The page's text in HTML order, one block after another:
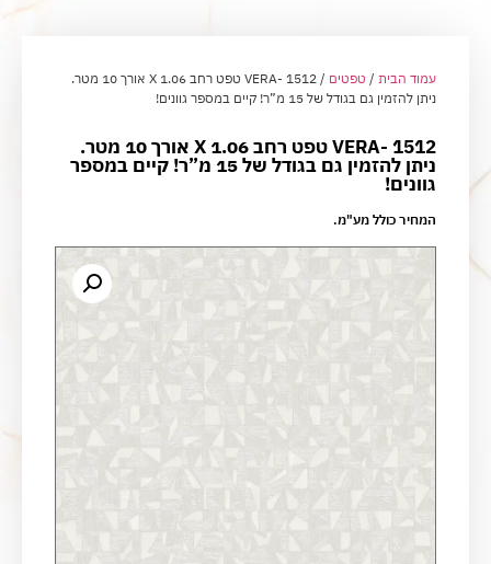
עמוד הבית / טפטים
/ VERA- 1512 טפט רחב 1.06 X אורך 10 מטר.
ניתן להזמין גם בגודל של 15 מ”ר! קיים במספר גוונים!
VERA- 1512 טפט רחב 1.06 X אורך 10 מטר.
ניתן להזמין גם בגודל של 15 מ”ר! קיים במספר
גוונים!
המחיר כולל מע"מ.